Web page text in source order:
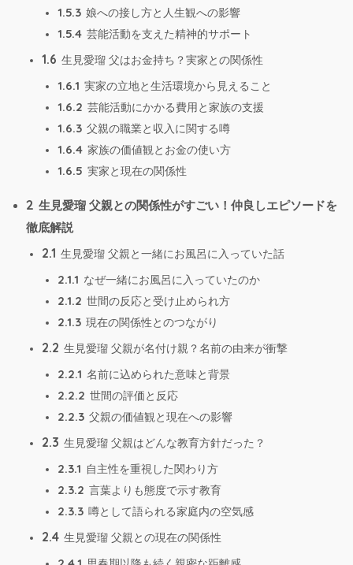
1.5.3 娘への接し方と人生観への影響
1.5.4 芸能活動を支えた精神的サポート
1.6 生見愛瑠 父はお金持ち？実家との関係性
1.6.1 実家の立地と生活環境から見えること
1.6.2 芸能活動にかかる費用と家族の支援
1.6.3 父親の職業と収入に関する噂
1.6.4 家族の価値観とお金の使い方
1.6.5 実家と現在の関係性
2 生見愛瑠 父親との関係性がすごい！仲良しエピソードを
徹底解説
2.1 生見愛瑠 父親と一緒にお風呂に入っていた話
2.1.1 なぜ一緒にお風呂に入っていたのか
2.1.2 世間の反応と受け止められ方
2.1.3 現在の関係性とのつながり
2.2 生見愛瑠 父親が名付け親？名前の由来が衝撃
2.2.1 名前に込められた意味と背景
2.2.2 世間の評価と反応
2.2.3 父親の価値観と現在への影響
2.3 生見愛瑠 父親はどんな教育方針だった？
2.3.1 自主性を重視した関わり方
2.3.2 言葉よりも態度で示す教育
2.3.3 噂として語られる家庭内の空気感
2.4 生見愛瑠 父親との現在の関係性